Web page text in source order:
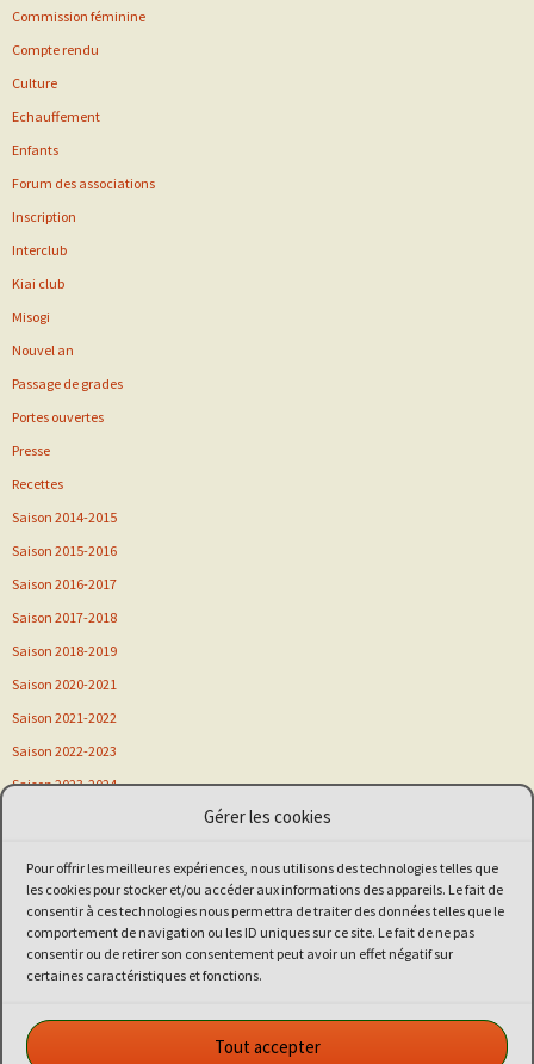
Gérer les cookies
Pour offrir les meilleures expériences, nous utilisons des technologies telles que
les cookies pour stocker et/ou accéder aux informations des appareils. Le fait de
consentir à ces technologies nous permettra de traiter des données telles que le
comportement de navigation ou les ID uniques sur ce site. Le fait de ne pas
consentir ou de retirer son consentement peut avoir un effet négatif sur
certaines caractéristiques et fonctions.
Tout accepter
Commission féminine
Compte rendu
Culture
Echauffement
Enfants
Forum des associations
Inscription
Interclub
Kiai club
Misogi
Nouvel an
Passage de grades
Portes ouvertes
Presse
Recettes
Saison 2014-2015
Saison 2015-2016
Saison 2016-2017
Saison 2017-2018
Saison 2018-2019
Saison 2020-2021
Saison 2021-2022
Saison 2022-2023
Saison 2023-2024
Sortie
Stage
Vitalsport
Voeux de nouvel an
Kiaï Club de Guipavas